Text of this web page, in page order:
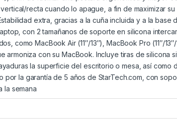
vertical/recta cuando lo apague, a fin de maximizar
extra, gracias a la cuña incluida y a la base
con 2 tamañanos de soporte en silicona
como MacBook Air (11″/13″), MacBook Pro (11″/
armoniza con su MacBook. Incluye tiras de silicona
la superficie del escritorio o mesa, así como
por la garantía de 5 años de StarTech.com, con
la semana